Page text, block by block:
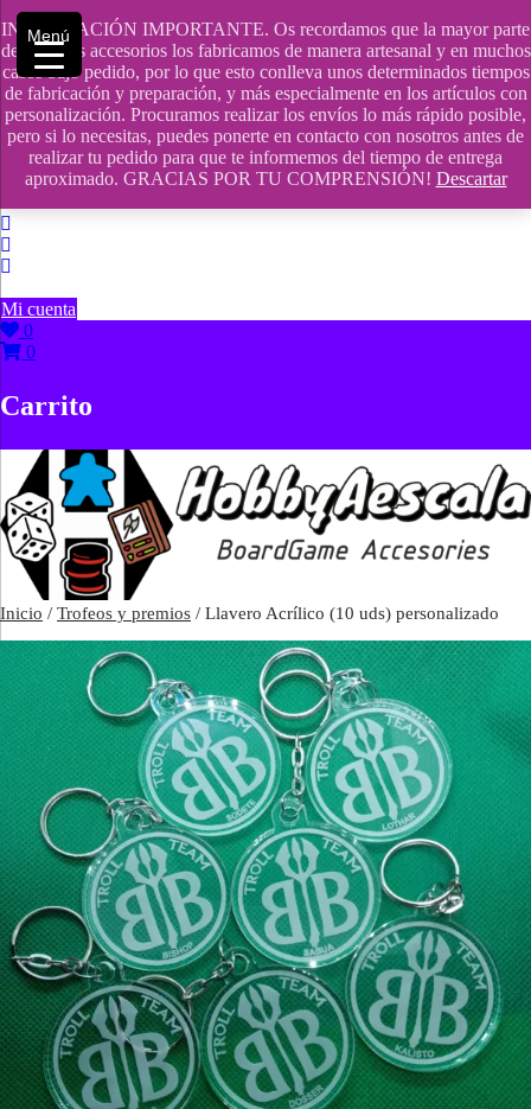
INFORMACIÓN IMPORTANTE. Os recordamos que la mayor parte
de nuestros accesorios los fabricamos de manera artesanal y en muchos
casos bajo pedido, por lo que esto conlleva unos determinados tiempos
de fabricación y preparación, y más especialmente en los artículos con
personalización. Procuramos realizar los envíos lo más rápido posible,
pero si lo necesitas, puedes ponerte en contacto con nosotros antes de
realizar tu pedido para que te informemos del tiempo de entrega
aproximado. GRACIAS POR TU COMPRENSIÓN! Descartar
Saltar
contenido
609241475 SOLO DE 10:00 a 14:00
info@hobbyaescala.com
San Fernando de Henares
10:00 - 14:00
Mi cuenta
0
0
Carrito
Inicio / Trofeos y premios / Llavero Acrílico (10 uds) personalizado
Menú